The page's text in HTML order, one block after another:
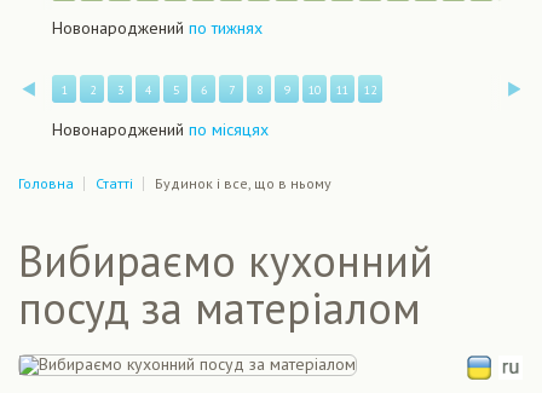
Новонароджений по тижнях
Назад
1 2 3 4 5 6 7 8 9 10 11 12
Новонароджений по місяцях
Головна Статті Будинок і все, що в ньому
Вибираємо кухонний
посуд за матеріалом